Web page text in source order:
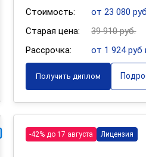
Стоимость:
от 23 080
Старая цена:
39 910 руб.
Рассрочка:
от 1 924 руб
Получить диплом
-42% до 17 августа Лицензия